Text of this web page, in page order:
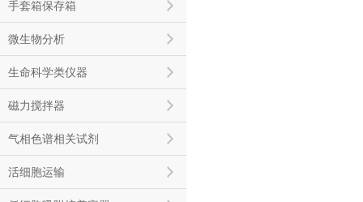
手套箱保存箱
微生物分析
生命科学类仪器
磁力搅拌器
气相色谱相关试剂
活细胞运输